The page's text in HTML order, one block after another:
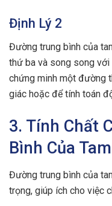
Định Lý 2
Đường trung bình của
thứ ba và song song
chứng minh một đường
giác hoặc để tính toán
3. Tính Chất
Bình Của
Đường trung bình của
trọng, giúp ích cho việc